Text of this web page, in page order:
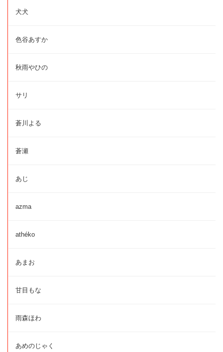
犬犬
色谷あすか
秋雨やひの
サリ
蒼川よる
蒼瀬
あじ
azma
athéko
あまお
甘目もな
雨森ほわ
あめのじゃく